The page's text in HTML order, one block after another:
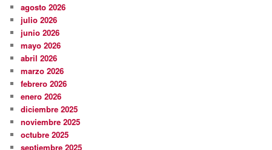
agosto 2026
julio 2026
junio 2026
mayo 2026
abril 2026
marzo 2026
febrero 2026
enero 2026
diciembre 2025
noviembre 2025
octubre 2025
septiembre 2025